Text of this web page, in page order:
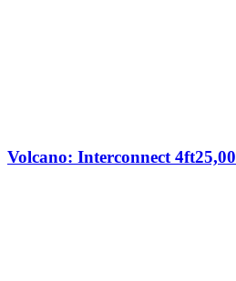
Volcano: Interconnect 4ft25,00